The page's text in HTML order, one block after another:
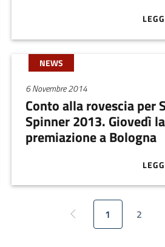
- SPINNER 2013 EMILIA-
PRIMO FORUM INTERNAZIONALE A
NEWS
6 Novembre 2014
Conto alla rovescia per
Spinner 2013. Giovedì la
premiazione a Bologna
Pagina precedente
Pagina attuale
1 Pagina
2